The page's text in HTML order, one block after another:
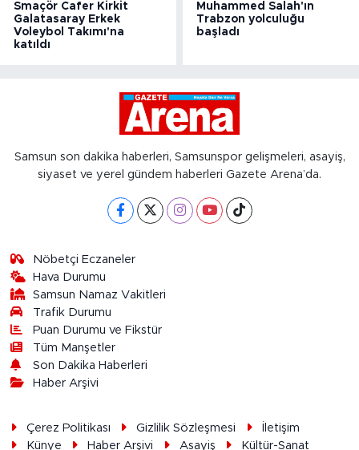
Smaçör Cafer Kirkit
Galatasaray Erkek
Voleybol Takımı'na
katıldı
Muhammed Salah'ın
Trabzon yolculuğu
başladı
Samsun son dakika haberleri, Samsunspor gelişmeleri, asayiş,
siyaset ve yerel gündem haberleri Gazete Arena’da.
Nöbetçi Eczaneler
Hava Durumu
Samsun Namaz Vakitleri
Trafik Durumu
Puan Durumu ve Fikstür
Tüm Manşetler
Son Dakika Haberleri
Haber Arşivi
Çerez Politikası Gizlilik Sözleşmesi
İletişim
Künye
Haber Arşivi Asayiş Kültür-Sanat